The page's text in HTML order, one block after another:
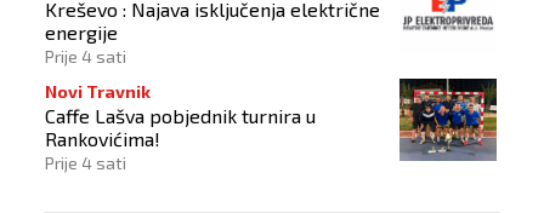
Kreševo : Najava isključenja električne
energije
Prije 4 sati
Novi Travnik
Caffe Lašva pobjednik turnira u
Rankovićima!
Prije 4 sati